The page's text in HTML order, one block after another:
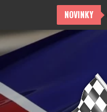
Přeskočit
obsah
NOVINKY